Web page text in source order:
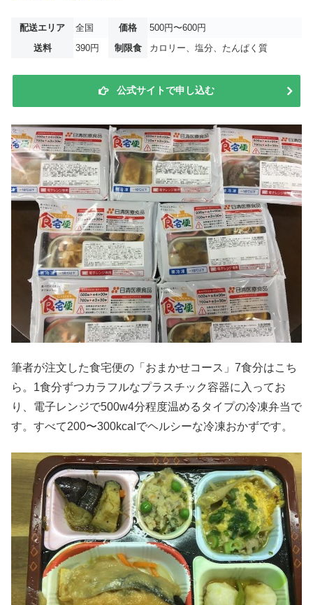
配送エリア 全国 価格
500円〜600円
送料
390円 制限食 カロリー、塩分、たんぱく質
公式サイトで申し込む
筆者が注文した食宅便の「おまかせコース」7食分はこち
ら。1食分ずつカラフルなプラスチック容器に入ってお
り、電子レンジで500w4分程度温めるタイプの冷凍弁当で
す。すべて200〜300kcalでヘルシーな冷凍おかずです。